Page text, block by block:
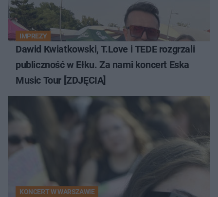
IMPREZY
Dawid Kwiatkowski, T.Love i TEDE rozgrzali
publiczność w Ełku. Za nami koncert Eska
Music Tour [ZDJĘCIA]
KONCERT W WARSZAWIE